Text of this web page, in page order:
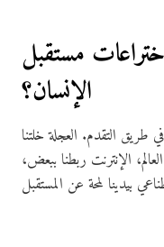
مستقبل
الإنسان؟
التقدم. العجلة خلتنا
الإنترنت ربطنا ببعض،